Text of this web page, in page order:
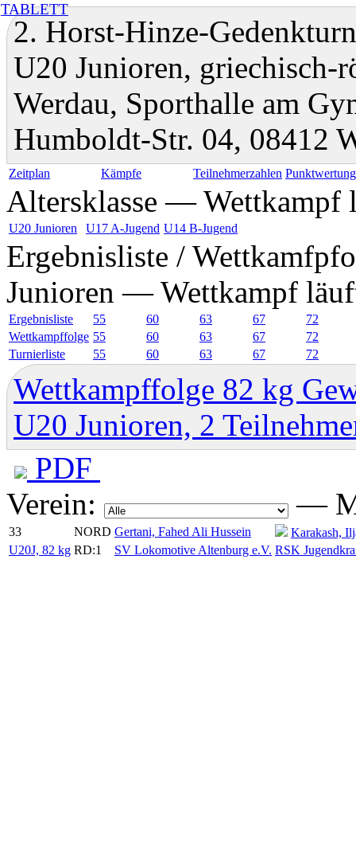
TABLETT
2. Horst-Hinze-
U20 Junioren, griechisch-
Werdau, Sporthalle am
Humboldt-Str. 04, 08412
Zeitplan Kämpfe Teilnehmerzahlen
Altersklasse — Wettkampf
U20 Junioren U17 A-Jugend U14 B-Jugend
Ergebnisliste /
Junioren — Wettkampf
Ergebnisliste 55 60 63 67
72
Wettkampffolge 55 60 63 67
72
Turnierliste
55 60 63 67 72
Wettkampffolge 82 kg
U20 Junioren, 2
PDF
Verein:
—
33 NORD Gertani, Fahed Ali Hussein
Karakash,
U20J, 82 kg RD:1 SV Lokomotive Altenburg e.V. RSK